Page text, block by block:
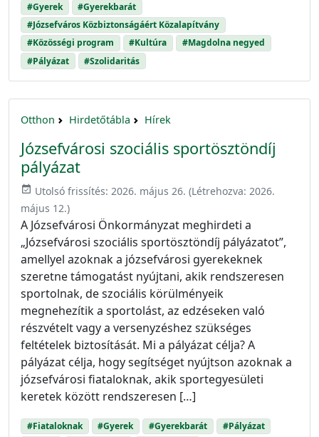
#Gyerek
#Gyerekbarát
#Józsefváros Közbiztonságáért Közalapítvány
#Közösségi program
#Kultúra
#Magdolna negyed
#Pályázat
#Szolidaritás
Otthon Hirdetőtábla Hírek
Józsefvárosi szociális sportösztöndíj
pályázat
event_available Utolsó frissítés: 2026. május 26. (Létrehozva: 2026.
május 12.)
A Józsefvárosi Önkormányzat meghirdeti a
„Józsefvárosi szociális sportösztöndíj pályázatot”,
amellyel azoknak a józsefvárosi gyerekeknek
szeretne támogatást nyújtani, akik rendszeresen
sportolnak, de szociális körülményeik
megnehezítik a sportolást, az edzéseken való
részvételt vagy a versenyzéshez szükséges
feltételek biztosítását. Mi a pályázat célja? A
pályázat célja, hogy segítséget nyújtson azoknak a
józsefvárosi fiataloknak, akik sportegyesületi
keretek között rendszeresen […]
#Fiataloknak #Gyerek #Gyerekbarát
#Pályázat